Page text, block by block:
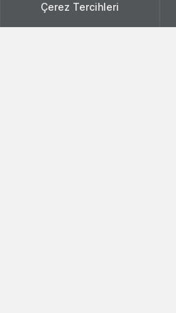
Çerez Tercihleri